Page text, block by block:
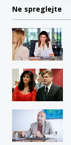
Ne spreglejte